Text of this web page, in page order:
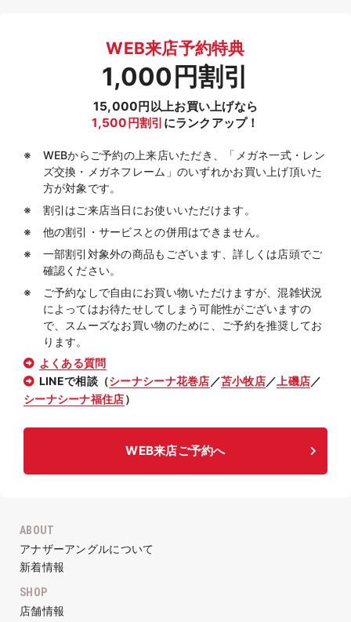
WEB来店予約特典
1,000円割引
15,000円以上お買い上げなら
1,500円割引 にランクアップ！
WEBからご予約の上来店いただき、「メガネ一式・レン
ズ交換・メガネフレーム」のいずれかお買い上げ頂いた
方が対象です。
割引はご来店当日にお使いいただけます。
他の割引・サービスとの併用はできません。
一部割引対象外の商品もございます、詳しくは店頭でご
確認ください。
ご予約なしで自由にお買い物いただけますが、混雑状況
によってはお待たせしてしまう可能性がございますの
で、スムーズなお買い物のために、ご予約を推奨してお
ります。
よくある質問
LINEで相談（シーナシーナ花巻店 ／苫小牧店／ 上磯店／
シーナシーナ福住店）
WEB来店ご予約へ
ABOUT
アナザーアングルについて
新着情報
SHOP
店舗情報